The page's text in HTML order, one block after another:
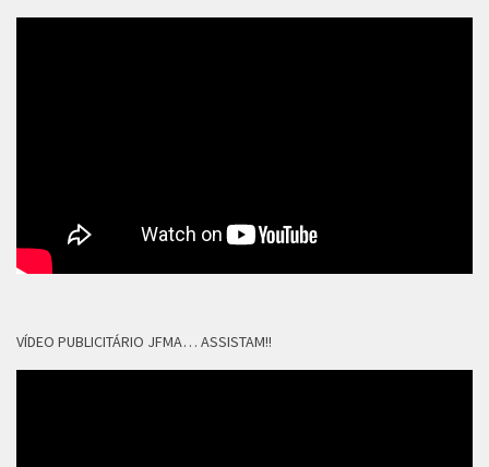
VÍDEO PUBLICITÁRIO JFMA… ASSISTAM!!